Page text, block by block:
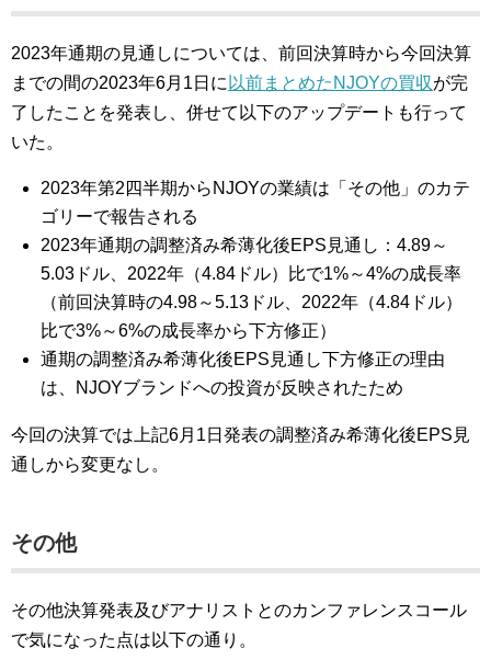
2023年通期の見通しについては、前回決算時から今回決算
までの間の2023年6月1日に 以前まとめたNJOYの買収が完
了したことを発表し、併せて以下のアップデートも行って
いた。
2023年第2四半期からNJOYの業績は「その他」のカテ
ゴリーで報告される
2023年通期の調整済み希薄化後EPS見通し：4.89～
5.03ドル、2022年（4.84ドル）比で1%～4%の成長率
（前回決算時の4.98～5.13ドル、2022年（4.84ドル）
比で3%～6%の成長率から下方修正）
通期の調整済み希薄化後EPS見通し下方修正の理由
は、NJOYブランドへの投資が反映されたため
今回の決算では上記6月1日発表の調整済み希薄化後EPS見
通しから変更なし。
その他
その他決算発表及びアナリストとのカンファレンスコール
で気になった点は以下の通り。